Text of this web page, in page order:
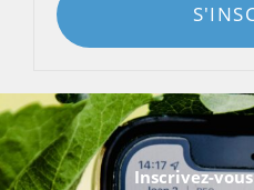
Inscrivez-